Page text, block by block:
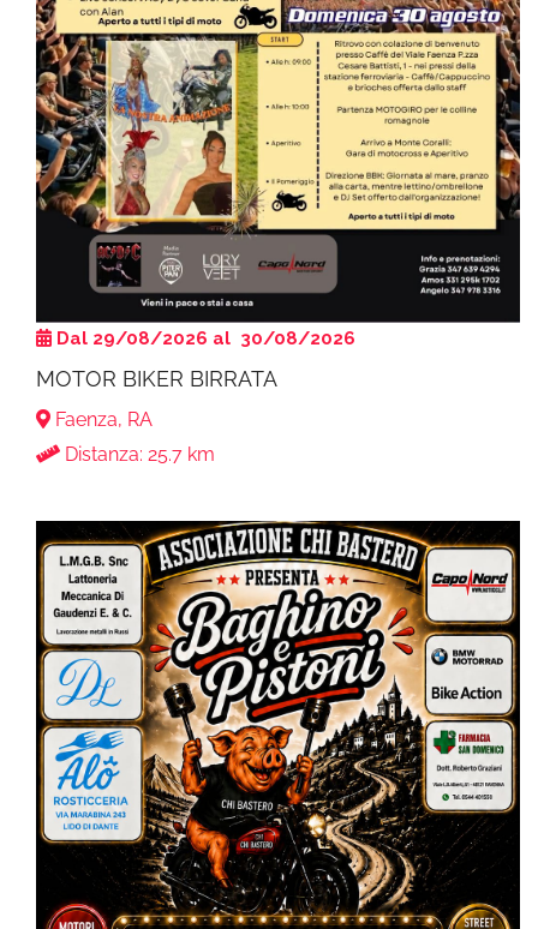
Dal 29/08/2026 al 30/08/2026
MOTOR BIKER BIRRATA
Faenza, RA
Distanza: 25.7 km